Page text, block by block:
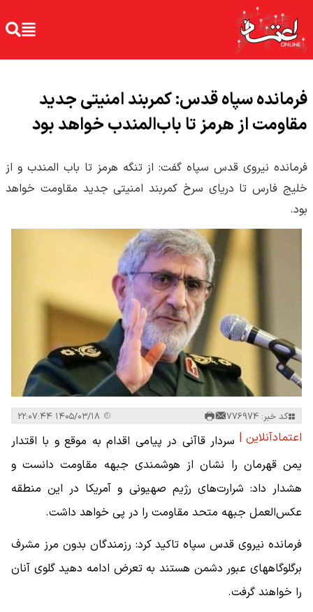
فرمانده سپاه قدس: کمربند امنیتی جدید
مقاومت از هرمز تا باب‌المندب خواهد بود
فرمانده نیروی قدس سپاه گفت: از تنگه هرمز تا باب المندب و از
خلیج فارس تا دریای سرخ کمربند امنیتی جدید مقاومت خواهد
بود.
کد خبر: 776974
اعتمادآنلاین | سردار قاآنی در پیامی اقدام به موقع و با اقتدار
یمن قهرمان را نشان از هوشمندی جبهه مقاومت دانست و
هشدار داد: شرارت‌های رژیم صهیونی و آمریکا در این منطقه
عکس‌العمل جبهه متحد مقاومت را در پی خواهد داشت.
فرمانده نیروی قدس سپاه تاکید کرد: رزمندگان بدون مرز مشرف
برگلوگاههای عبور دشمن هستند به تعرض ادامه دهید گلوی آنان
را خواهند گرفت.